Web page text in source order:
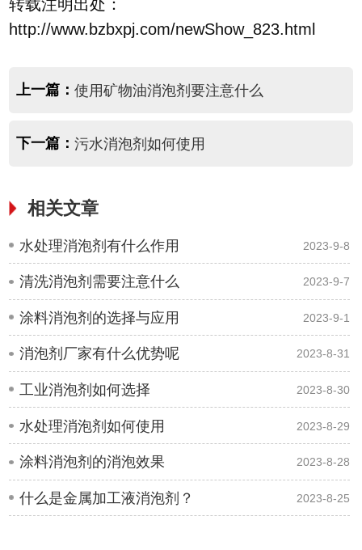
转载注明出处：
http://www.bzbxpj.com/newShow_823.html
上一篇： 使用矿物油消泡剂要注意什么
下一篇： 污水消泡剂如何使用
相关文章
水处理消泡剂有什么作用 2023-9-8
清洗消泡剂需要注意什么 2023-9-7
涂料消泡剂的选择与应用 2023-9-1
消泡剂厂家有什么优势呢 2023-8-31
工业消泡剂如何选择 2023-8-30
水处理消泡剂如何使用 2023-8-29
涂料消泡剂的消泡效果 2023-8-28
什么是金属加工液消泡剂？ 2023-8-25